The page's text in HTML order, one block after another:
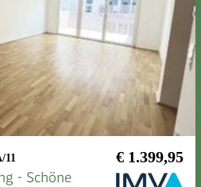
11 € 1.399,95